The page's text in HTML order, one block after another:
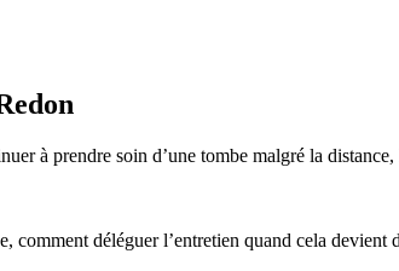
à prendre soin d’une tombe malgré la
comment déléguer l’entretien quand cela